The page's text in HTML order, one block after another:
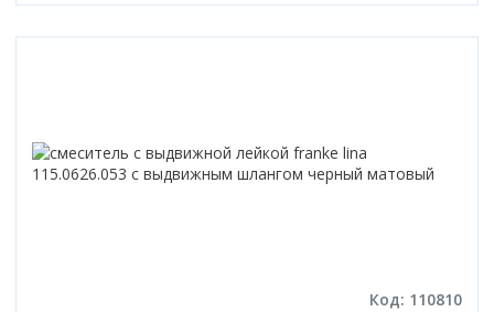
Код: 110810